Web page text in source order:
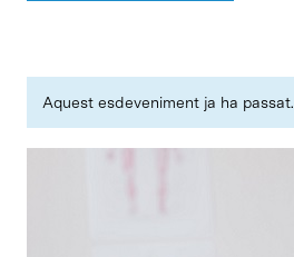
Aquest esdeveniment ja ha passat.